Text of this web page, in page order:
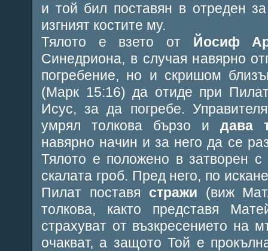
и той бил поставян в отреден
изгният костите му.
Тялото е взето от Йосиф
Синедриона, в случая навярно
погребение, но и скришом
(Марк 15:16) да отиде при
Исус, за да погребе.
умрял толкова бързо и дава
навярно начин и за него да се
Тялото е положено в затворен
скалата гроб. Пред него, по
Пилат поставя стражи (виж
толкова, както представя
страхуват от възкресението на
очакват, а защото Той е